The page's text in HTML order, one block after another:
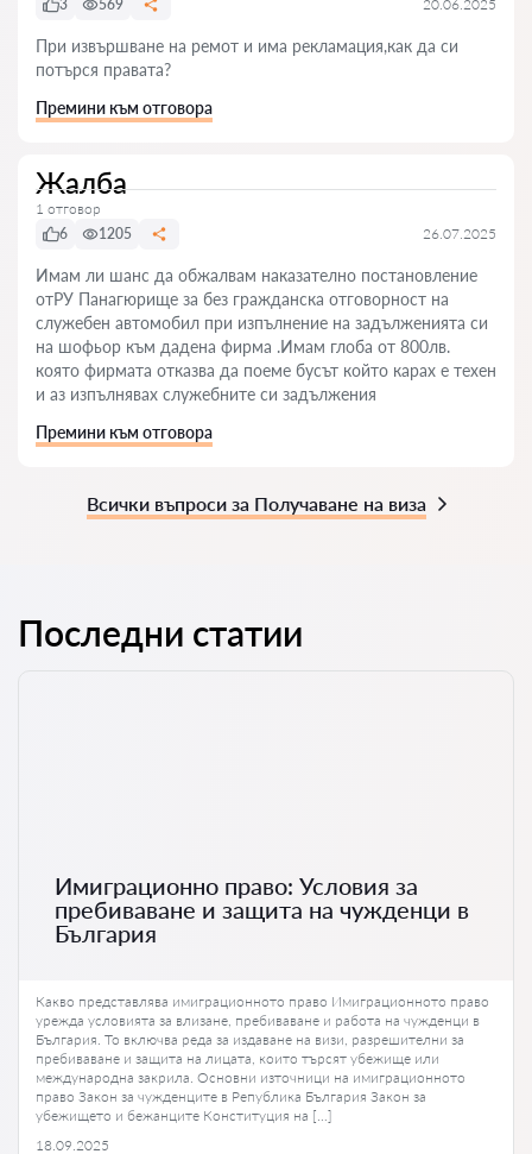
3 569 20.06.2025
При извършване на ремот и има рекламация,как да си
потърся правата?
Премини към отговора
Жалба
1 отговор
6
1205 26.07.2025
Имам ли шанс да обжалвам наказателно постановление
отРУ Панагюрище за без гражданска отговорност на
служебен автомобил при изпълнение на задълженията си
на шофьор към дадена фирма .Имам глоба от 800лв.
която фирмата отказва да поеме бусът който карах е техен
и аз изпълнявах служебните си задължения
Премини към отговора
Всички въпроси за Получаване на виза
Последни статии
Имиграционно право: Условия за
пребиваване и защита на чужденци в
България
Какво представлява имиграционното право Имиграционното право
урежда условията за влизане, пребиваване и работа на чужденци в
България. То включва реда за издаване на визи, разрешителни за
пребиваване и защита на лицата, които търсят убежище или
международна закрила. Основни източници на имиграционното
право Закон за чужденците в Република България Закон за
убежището и бежанците Конституция на […]
18.09.2025